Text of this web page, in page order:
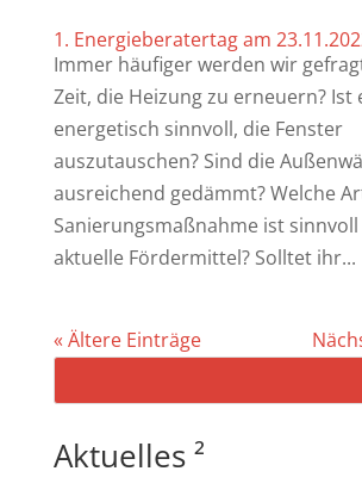
1. Energieberatertag am
Immer häufiger werden wir
Zeit, die Heizung zu erneuern? Ist
energetisch sinnvoll, die Fenster
auszutauschen? Sind die
ausreichend gedämmt? Welche
Sanierungsmaßnahme ist
aktuelle Fördermittel? Solltet ihr...
« Ältere Einträge
Aktuelles ²